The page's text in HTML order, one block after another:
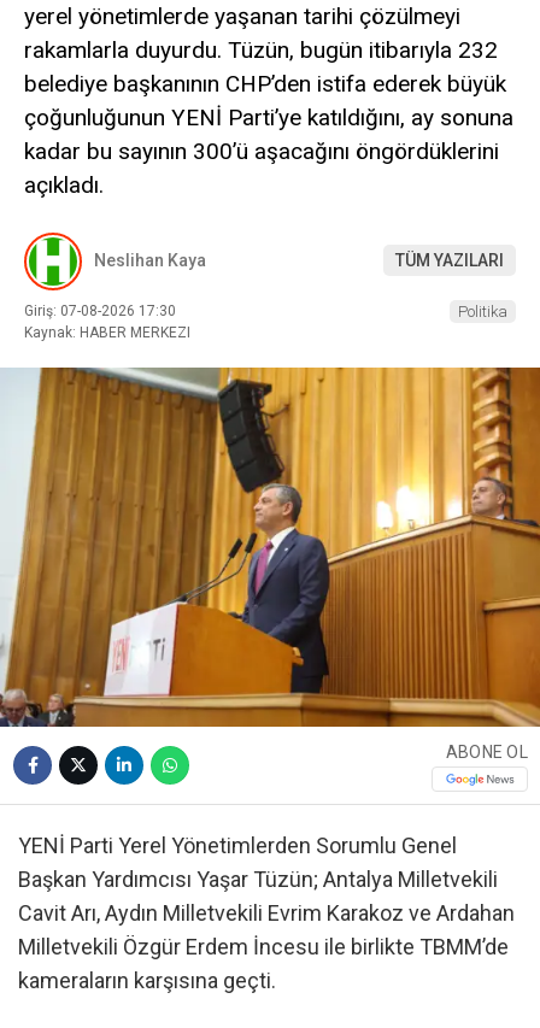
yerel yönetimlerde yaşanan tarihi çözülmeyi
rakamlarla duyurdu. Tüzün, bugün itibarıyla 232
belediye başkanının CHP’den istifa ederek büyük
çoğunluğunun YENİ Parti’ye katıldığını, ay sonuna
kadar bu sayının 300’ü aşacağını öngördüklerini
açıkladı.
Neslihan Kaya TÜM YAZILARI
Giriş: 07-08-2026 17:30
Kaynak: HABER MERKEZI
Politika
ABONE OL
YENİ Parti Yerel Yönetimlerden Sorumlu Genel
Başkan Yardımcısı Yaşar Tüzün; Antalya Milletvekili
Cavit Arı, Aydın Milletvekili Evrim Karakoz ve Ardahan
Milletvekili Özgür Erdem İncesu ile birlikte TBMM’de
kameraların karşısına geçti.